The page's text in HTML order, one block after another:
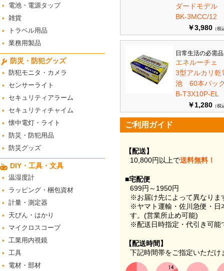
電池・電源タップ
雑貨
トラベル用品
業務用製品
防災・防犯グッズ
防犯モニタ・カメラ
センサーライト
セキュリティアラーム
セキュリティチャイム
懐中電灯・ライト
防災・防犯用品
防災グッズ
DIY・工具・文具
温湿度計
ラッピング・梱包資材
計量・測定器
天びん・はかり
マイクロスコープ
工業用内視鏡
工具
電材・部材
ダードモデル
BK-3MCC/12
￥3,980 （税
日常生活の必需
エネルーチェ
3型アルカリ乾
池 60本パ
B-T3X10P-EL
￥1,280 （税
ご利用ガイド
【配送】
10,800円以上で送料無料！
■宅配便
699円～1950円
※お届け先によって異なりま
※ヤマト運輸・佐川急便・日
す。(営業所止め可能)
※配送日時指定・代引き可能
【配送時間】
下記時間帯をご指定いただけ